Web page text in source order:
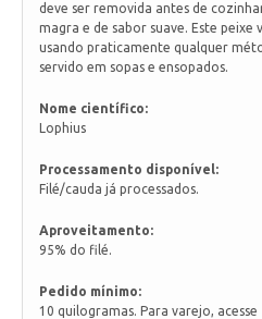
deve ser removida antes de
magra e de sabor suave. Este
usando praticamente qualquer
servido em sopas e ensopados.
Nome científico:
Lophius
Processamento disponível:
Filé/cauda já processados.
Aproveitamento:
95% do filé.
Pedido mínimo:
10 quilogramas. Para varejo, acesse